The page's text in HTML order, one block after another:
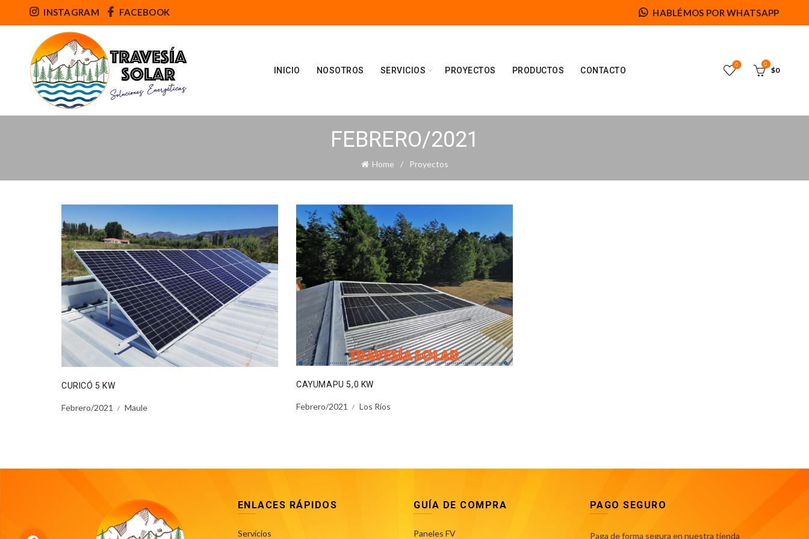
INSTAGRAM FACEBOOK HABLÉMOS POR WHATSAPP
INICIO NOSOTROS SERVICIOS PROYECTOS PRODUCTOS CONTACTO
0 0
$0
FEBRERO/2021
Home Proyectos
CURICÓ 5 KW
Febrero/2021 Maule
CAYUMAPU 5,0 KW
Febrero/2021 Los Ríos
ENLACES RÁPIDOS
Servicios
GUÍA DE COMPRA
Paneles FV
PAGO SEGURO
Paga de forma segura en nuestra tienda